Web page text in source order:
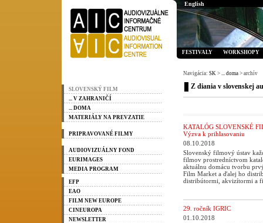
SLOVENSKÝ FILM
... V ZAHRANIČÍ
... DOMA
MATERIÁLY NA PREVZATIE
PRIPRAVOVANÉ FILMY
AUDIOVIZUÁLNY FOND
EURIMAGES
MEDIA PROGRAM
EFP
EAO
FILM NEW EUROPE
CINEUROPA
NEWSLETTER
English
FESTIVALY WORKSHOPY
Navigácia: SK > ... doma > archív
Z diania v slovenskej
KATALÓG SLOVENSKÉ
Výzva k prihlasovaniu
08.10.2018
Slovenský filmový ústav
filmov prostredníctvom
aktuálnu domácu tvorbu
Film Market a ďalej ho
distribútormi, akvizítormi a
29. ročník IGRIC
01.10.2018